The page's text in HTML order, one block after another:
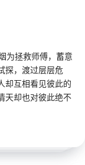
为拯救师傅，蓄意
探，渡过层层危
却互相看见彼此的
天却也对彼此绝不